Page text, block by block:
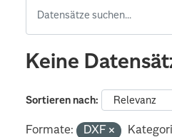
Keine
Sortieren nach
Formate: DXF